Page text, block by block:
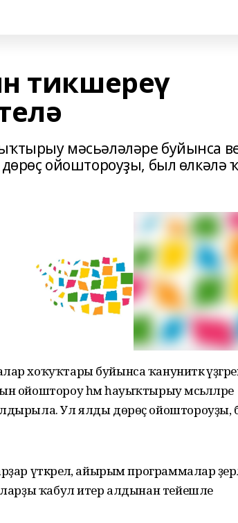
тикшереү
мәсьәләләре буйынса
ойоштороуҙы, был өлкәлә
хоҡуҡтары буйынса ҡануниәткә
һәм һауыҡтырыу мәсьәләләре
Ул ялды дөрөҫ ойоштороуҙы,
үткәрелә, айырым программалар
ҡабул итер алдынан тейешле